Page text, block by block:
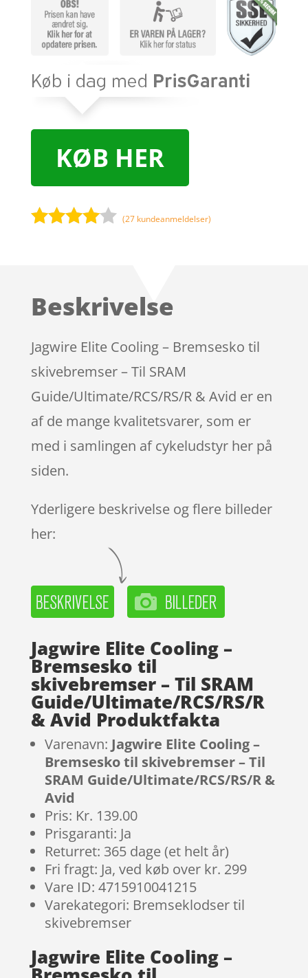
KØB HER
på
ømmels
er
(27 kundeanmeldelser)
Beskrivelse
Jagwire Elite Cooling – Bremsesko til
skivebremser – Til SRAM
Guide/Ultimate/RCS/RS/R & Avid er en
af de mange kvalitetsvarer, som er
med i samlingen af cykeludstyr her på
siden.
Yderligere beskrivelse og flere billeder
her:
Jagwire Elite Cooling –
Bremsesko til
skivebremser – Til SRAM
Guide/Ultimate/RCS/RS/R
& Avid Produktfakta
Varenavn: Jagwire Elite Cooling –
Bremsesko til skivebremser – Til
SRAM Guide/Ultimate/RCS/RS/R &
Avid
Pris: Kr. 139.00
Prisgaranti: Ja
Returret: 365 dage (et helt år)
Fri fragt: Ja, ved køb over kr. 299
Vare ID: 4715910041215
Varekategori: Bremseklodser til
skivebremser
Jagwire Elite Cooling –